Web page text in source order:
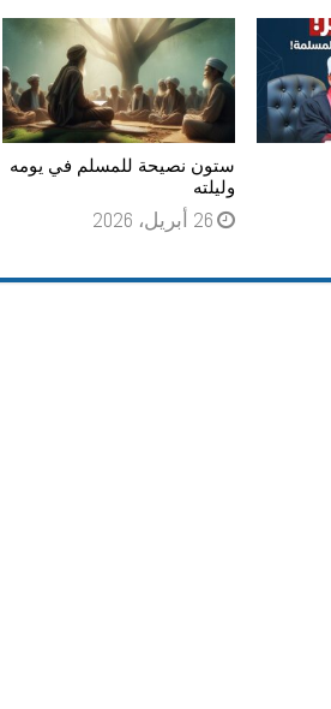
ستون نصيحة للمسلم في يومه
وليلته
26 أبريل، 2026